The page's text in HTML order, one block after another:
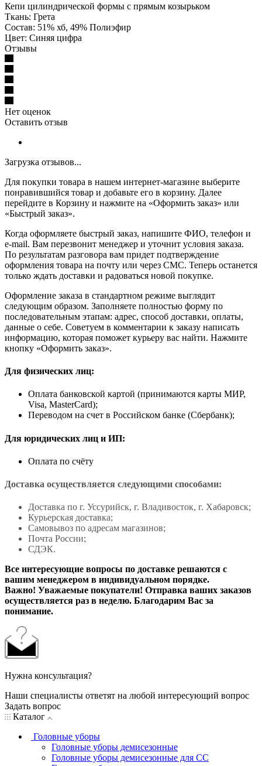
Кепи цилиндрической формы с прямым козырьком
Ткань: Грета
Состав: 51% хб, 49% Полиэфир
Цвет: Синяя цифра
Отзывы
Нет оценок
Оставить отзыв
Загрузка отзывов...
Для покупки товара в нашем интернет-магазине выберите
понравившийся товар и добавьте его в корзину. Далее
перейдите в Корзину и нажмите на «Оформить заказ» или
«Быстрый заказ».
Когда оформляете быстрый заказ, напишите ФИО, телефон и
e-mail. Вам перезвонит менеджер и уточнит условия заказа.
По результатам разговора вам придет подтверждение
оформления товара на почту или через СМС. Теперь останется
только ждать доставки и радоваться новой покупке.
Оформление заказа в стандартном режиме выглядит
следующим образом. Заполняете полностью форму по
последовательным этапам: адрес, способ доставки, оплаты,
данные о себе. Советуем в комментарии к заказу написать
информацию, которая поможет курьеру вас найти. Нажмите
кнопку «Оформить заказ».
Для физических лиц:
Оплата банковской картой (принимаются карты МИР,
Visa, MasterCard);
Переводом на счет в Российском банке (Сбербанк);
Для юридических лиц и ИП:
Оплата по счёту
Доставка осуществляется следующими способами:
Доставка по г. Уссурийск, г. Владивосток, г. Хабаровск;
Курьерская доставка;
Самовывоз по адресам магазинов;
Почта России;
СДЭК.
Все интересующие вопросы по доставке решаются с
вашим менеджером в индивидуальном порядке.
Важно! Уважаемые покупатели! Отправка ваших заказов
осуществляется раз в неделю. Благодарим Вас за
понимание.
Нужна консультация?
Наши специалисты ответят на любой интересующий вопрос
Задать вопрос
Каталог
Головные уборы
Головные уборы демисезонные
Головные уборы демисезонные для СС